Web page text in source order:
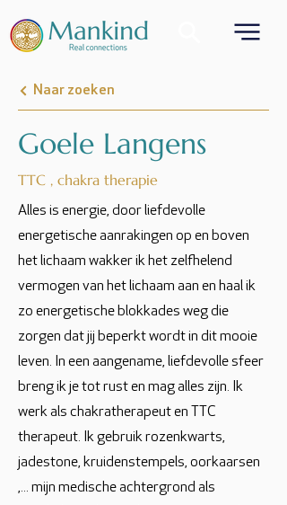
Naar zoeken
Goele Langens
TTC , chakra therapie
Alles is energie, door liefdevolle
energetische aanrakingen op en boven
het lichaam wakker ik het zelfhelend
vermogen van het lichaam aan en haal ik
zo energetische blokkades weg die
zorgen dat jij beperkt wordt in dit mooie
leven. In een aangename, liefdevolle sfeer
breng ik je tot rust en mag alles zijn. Ik
werk als chakratherapeut en TTC
therapeut. Ik gebruik rozenkwarts,
jadestone, kruidenstempels, oorkaarsen
,... mijn medische achtergrond als